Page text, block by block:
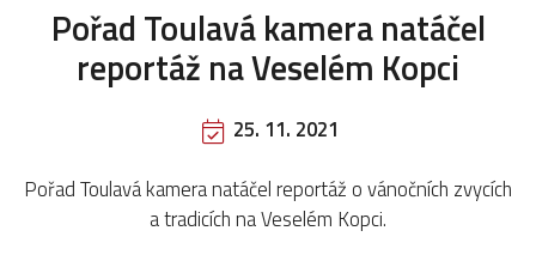
Pořad Toulavá kamera natáčel
reportáž na Veselém Kopci
25. 11. 2021
Pořad Toulavá kamera natáčel reportáž o vánočních zvycích
a tradicích na Veselém Kopci.